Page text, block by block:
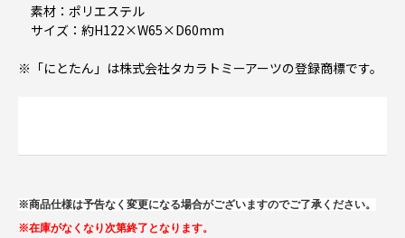
素材：ポリエステル
サイズ：約H122×W65×D60mm
※「にとたん」は株式会社タカラトミーアーツの登録商標です。
※商品仕様は予告なく変更になる場合がございますのでご了承ください。
※在庫がなくなり次第終了となります。